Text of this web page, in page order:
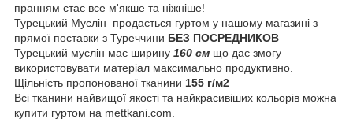
пранням стає все м'якше та ніжніше!
Турецький Муслін продається гуртом у нашому магазині з
прямої поставки з Туреччини БЕЗ ПОСРЕДНИКОВ
Турецький муслін має ширину 160 см що дає змогу
використовувати матеріал максимально продуктивно.
Щільність пропонованої тканини 155 г/м2
Всі тканини найвищої якості та найкрасивіших кольорів можна
купити гуртом на mettkani.com.